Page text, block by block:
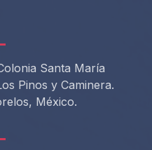
Santa María
Pinos y Caminera.
México.